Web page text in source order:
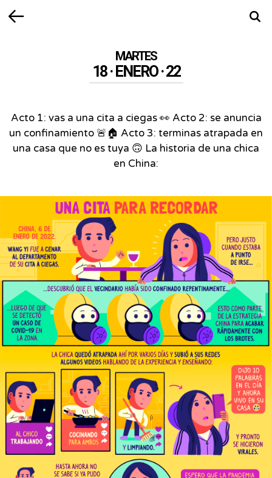
MARTES
18 · ENERO · 22
Acto 1: vas a una cita a ciegas 👀 Acto 2: se anuncia
un confinamiento 🚨🏠 Acto 3: terminas atrapada en
una casa que no es tuya 🙃 La historia de una chica
en China: